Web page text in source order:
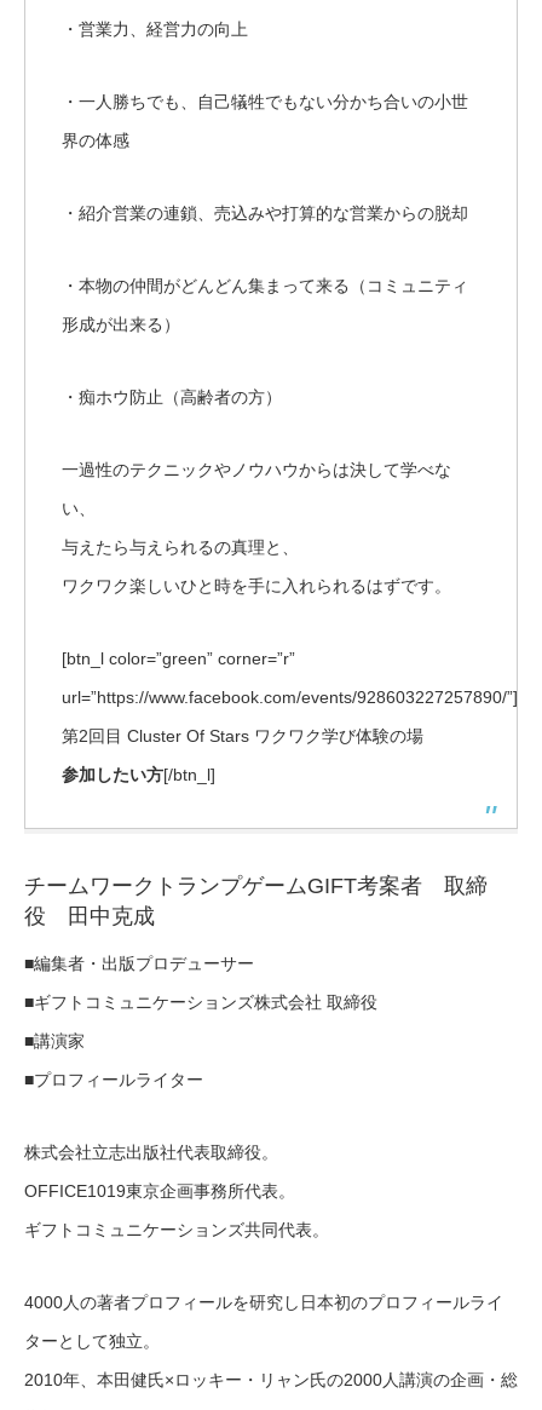
・営業力、経営力の向上
・一人勝ちでも、自己犠牲でもない分かち合いの小世
界の体感
・紹介営業の連鎖、売込みや打算的な営業からの脱却
・本物の仲間がどんどん集まって来る（コミュニティ
形成が出来る）
・痴ホウ防止（高齢者の方）
一過性のテクニックやノウハウからは決して学べな
い、
与えたら与えられるの真理と、
ワクワク楽しいひと時を手に入れられるはずです。
[btn_l color=”green” corner=”r”
url=”https://www.facebook.com/events/928603227257890/”]
第2回目 Cluster Of Stars ワクワク学び体験の場
参加したい方[/btn_l]
チームワークトランプゲームGIFT考案者 取締
役 田中克成
■編集者・出版プロデューサー
■ギフトコミュニケーションズ株式会社 取締役
■講演家
■プロフィールライター
株式会社立志出版社代表取締役。
OFFICE1019東京企画事務所代表。
ギフトコミュニケーションズ共同代表。
4000人の著者プロフィールを研究し日本初のプロフィ ールライ
ターとして独立。
2010年、本田健氏×ロッキー・リャン氏の2000人講演の企画・総